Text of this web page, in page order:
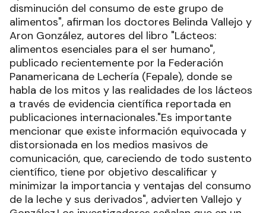
disminución del consumo de este grupo de
alimentos", afirman los doctores Belinda Vallejo y
Aron González, autores del libro "Lácteos:
alimentos esenciales para el ser humano",
publicado recientemente por la Federación
Panamericana de Lechería (Fepale), donde se
habla de los mitos y las realidades de los lácteos
a través de evidencia científica reportada en
publicaciones internacionales."Es importante
mencionar que existe información equivocada y
distorsionada en los medios masivos de
comunicación, que, careciendo de todo sustento
científico, tiene por objetivo descalificar y
minimizar la importancia y ventajas del consumo
de la leche y sus derivados", advierten Vallejo y